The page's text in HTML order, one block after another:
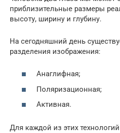
приблизительные размеры
высоту, ширину и глубину.
На сегодняшний день
разделения изображения:
Анаглифная;
Поляризационная;
Активная.
Для каждой из этих